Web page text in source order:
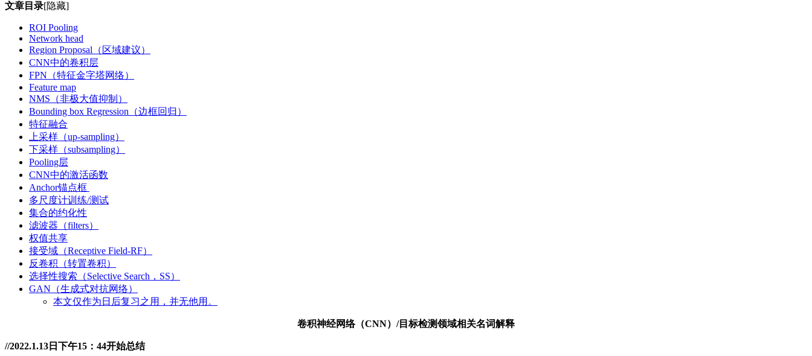
文章目录[隐藏]
ROI Pooling
Network head
Region Proposal（区域建议）
CNN中的卷积层
FPN（特征金字塔网络）
Feature map
NMS（非极大值抑制）
Bounding box Regression（边框回归）
特征融合
上采样（up-sampling）
下采样（subsampling）
Pooling层
CNN中的激活函数
Anchor锚点框
多尺度计训练/测试
集合的约化性
滤波器（filters）
权值共享
接受域（Receptive Field-RF）
反卷积（转置卷积）
选择性搜索（Selective Search，SS）
GAN（生成式对抗网络）
本文仅作为日后复习之用，并无他用。
卷积神经网络（CNN）/目标检测领域相关名词解释
//2022.1.13日下午15：44开始总结